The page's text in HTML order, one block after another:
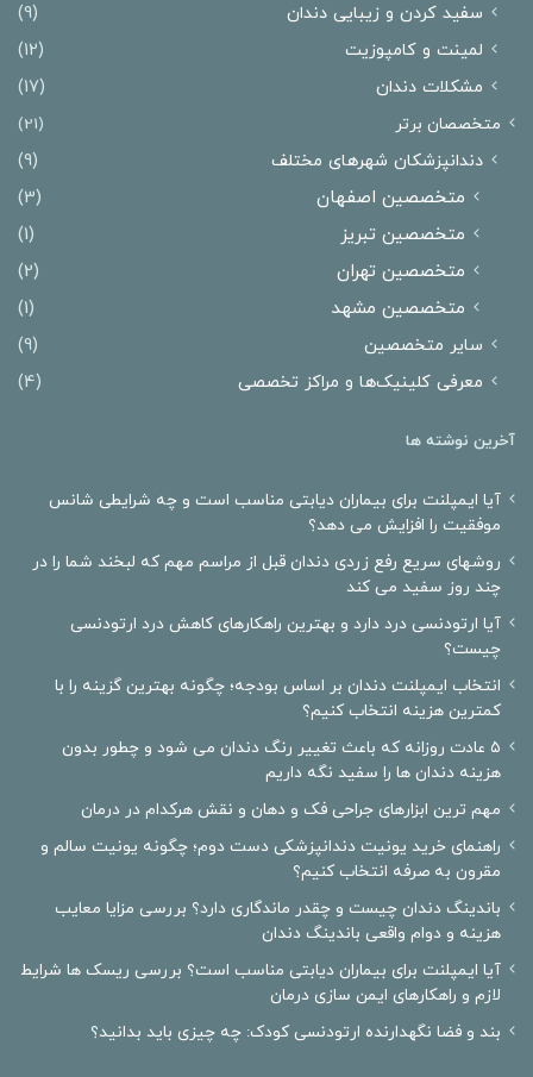
سفید کردن و زیبایی دندان
(9)
لمینت و کامپوزیت
(12)
مشکلات دندان
(17)
متخصصان برتر (21)
دندانپزشکان شهرهای مختلف
(9)
متخصصین اصفهان
(3)
متخصصین تبریز
(1)
متخصصین تهران
(2)
متخصصین مشهد
(1)
سایر متخصصین
(9)
معرفی کلینیک‌ها و مراکز تخصصی
(4)
آخرین نوشته ها
آیا ایمپلنت برای بیماران دیابتی مناسب است و چه شرایطی شانس
موفقیت را افزایش می دهد؟
روشهای سریع رفع زردی دندان قبل از مراسم مهم که لبخند شما را در
چند روز سفید می کند
آیا ارتودنسی درد دارد و بهترین راهکارهای کاهش درد ارتودنسی
چیست؟
انتخاب ایمپلنت دندان بر اساس بودجه؛ چگونه بهترین گزینه را با
کمترین هزینه انتخاب کنیم؟
۵ عادت روزانه که باعث تغییر رنگ دندان می شود و چطور بدون
هزینه دندان ها را سفید نگه داریم
مهم ترین ابزارهای جراحی فک و دهان و نقش هرکدام در درمان
راهنمای خرید یونیت دندانپزشکی دست دوم؛ چگونه یونیت سالم و
مقرون به صرفه انتخاب کنیم؟
باندینگ دندان چیست و چقدر ماندگاری دارد؟ بررسی مزایا معایب
هزینه و دوام واقعی باندینگ دندان
آیا ایمپلنت برای بیماران دیابتی مناسب است؟ بررسی ریسک ها شرایط
لازم و راهکارهای ایمن سازی درمان
بند و فضا نگهدارنده ارتودنسی کودک: چه چیزی باید بدانید؟